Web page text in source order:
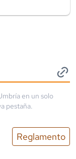
en un solo
pestaña.
Reglamento